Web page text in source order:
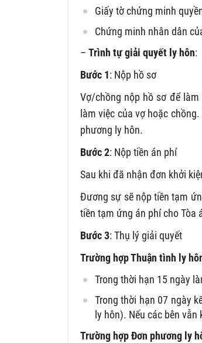
Giấy tờ chứng minh
Chứng minh nhân dân
– Trình tự giải quyết ly hôn:
Bước 1: Nộp hồ sơ
Vợ/chồng nộp hồ sơ để làm
làm việc của vợ hoặc
phương ly hôn.
Bước 2: Nộp tiền án phí
Sau khi đã nhận đơn khởi
Đương sự sẽ nộp tiền tạm
tiền tạm ứng án phí cho Tòa
Bước 3: Thụ lý giải quyết
Trường hợp Thuận tình ly
Trong thời hạn 15 ngày
Trong thời hạn 07 ngày
ly hôn). Nếu các bên
Trường hợp Đơn phương ly